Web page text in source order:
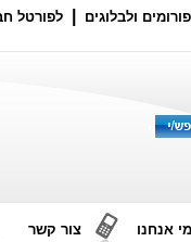
ולבלוגים לפורטל
מי אנחנו צור קשר